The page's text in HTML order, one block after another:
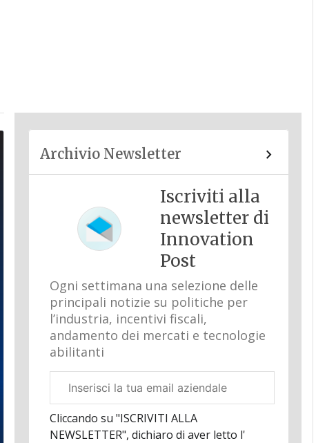
Archivio Newsletter
Iscriviti alla
newsletter di
Innovation
Post
Ogni settimana una selezione delle
principali notizie su politiche per
l’industria, incentivi fiscali,
andamento dei mercati e tecnologie
abilitanti
aziendale
Cliccando su "ISCRIVITI ALLA
NEWSLETTER", dichiaro di aver letto l'